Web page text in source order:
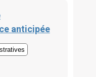
anticipée